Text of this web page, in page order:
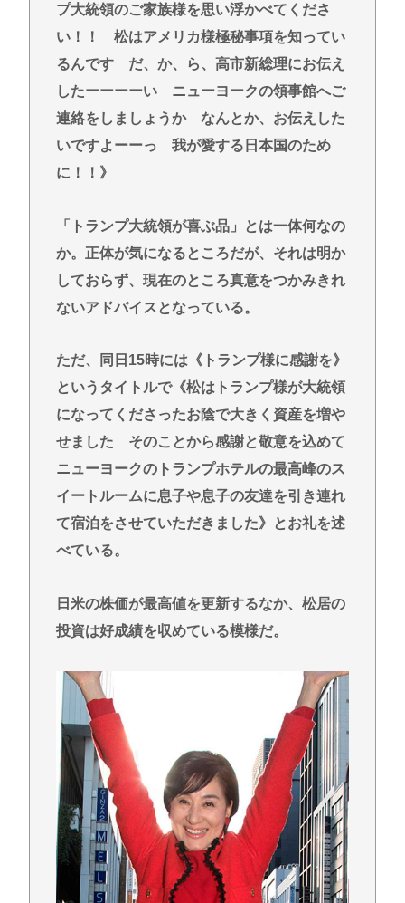
プ大統領のご家族様を思い浮かべてくださ
い！！ 松はアメリカ様極秘事項を知ってい
るんです だ、か、ら、高市新総理にお伝え
したーーーーい ニューヨークの領事館へご
連絡をしましょうか なんとか、お伝えした
いですよーーっ 我が愛する日本国のため
に！！》
「トランプ大統領が喜ぶ品」とは一体何なの
か。正体が気になるところだが、それは明か
しておらず、現在のところ真意をつかみきれ
ないアドバイスとなっている。
ただ、同日15時には《トランプ様に感謝を》
というタイトルで《松はトランプ様が大統領
になってくださったお陰で大きく資産を増や
せました そのことから感謝と敬意を込めて
ニューヨークのトランプホテルの最高峰のス
イートルームに息子や息子の友達を引き連れ
て宿泊をさせていただきました》とお礼を述
べている。
日米の株価が最高値を更新するなか、松居の
投資は好成績を収めている模様だ。